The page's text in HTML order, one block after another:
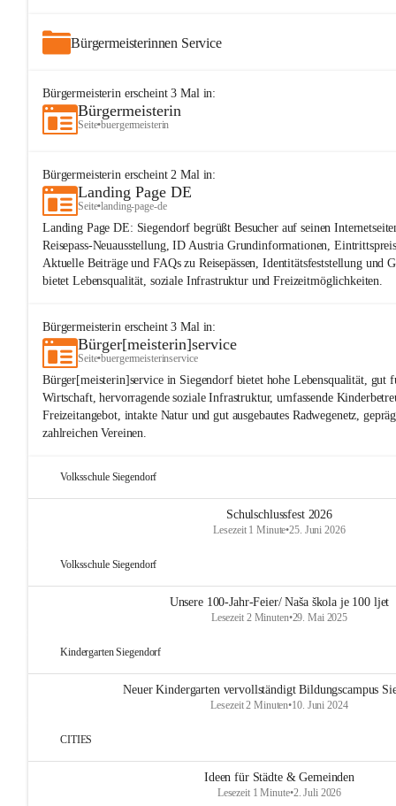
Bürgermeisterinnen Service
Bürgermeisterinerscheint3 Mal in:
Bürgermeisterin
Seite•buergermeisterin
Bürgermeisterinerscheint2 Mal in:
Landing Page DE
Seite•landing-page-de
Landing Page DE: Siegendorf begrüßt Besucher auf seinen
Reisepass-Neuausstellung, ID Austria Grundinformationen,
Aktuelle Beiträge und FAQs zu Reisepässen, Identitätsfeststellung und
bietet Lebensqualität, soziale Infrastruktur und Freizeitmöglichkeiten.
Bürgermeisterinerscheint3 Mal in:
Bürger[meisterin]service
Seite•buergermeisterinservice
Bürger[meisterin]service in Siegendorf bietet hohe Lebensqualität, gut
Wirtschaft, hervorragende soziale Infrastruktur, umfassende
Freizeitangebot, intakte Natur und gut ausgebautes Radwegenetz,
zahlreichen Vereinen.
Volksschule Siegendorf
Schulschlussfest 2026
Lesezeit 1 Minute•25. Juni 2026
Volksschule Siegendorf
Unsere 100-Jahr-Feier/ Naša škola je 100 ljet
Lesezeit 2 Minuten•29. Mai 2025
Kindergarten Siegendorf
Neuer Kindergarten vervollständigt Bildungscampus
Lesezeit 2 Minuten•10. Juni 2024
CITIES
Ideen für Städte & Gemeinden
Lesezeit 1 Minute•2. Juli 2026